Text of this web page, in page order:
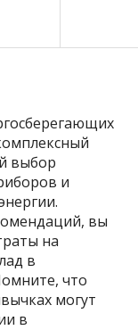
выбор
и
вы
на
в
что
могут
в